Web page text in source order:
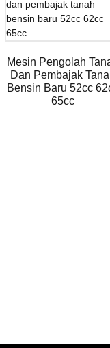
Mesin Pengolah
Dan Pembajak
Bensin Baru 52cc
65cc